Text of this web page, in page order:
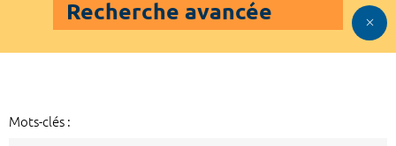
Recherche avancée
Mots-clés :